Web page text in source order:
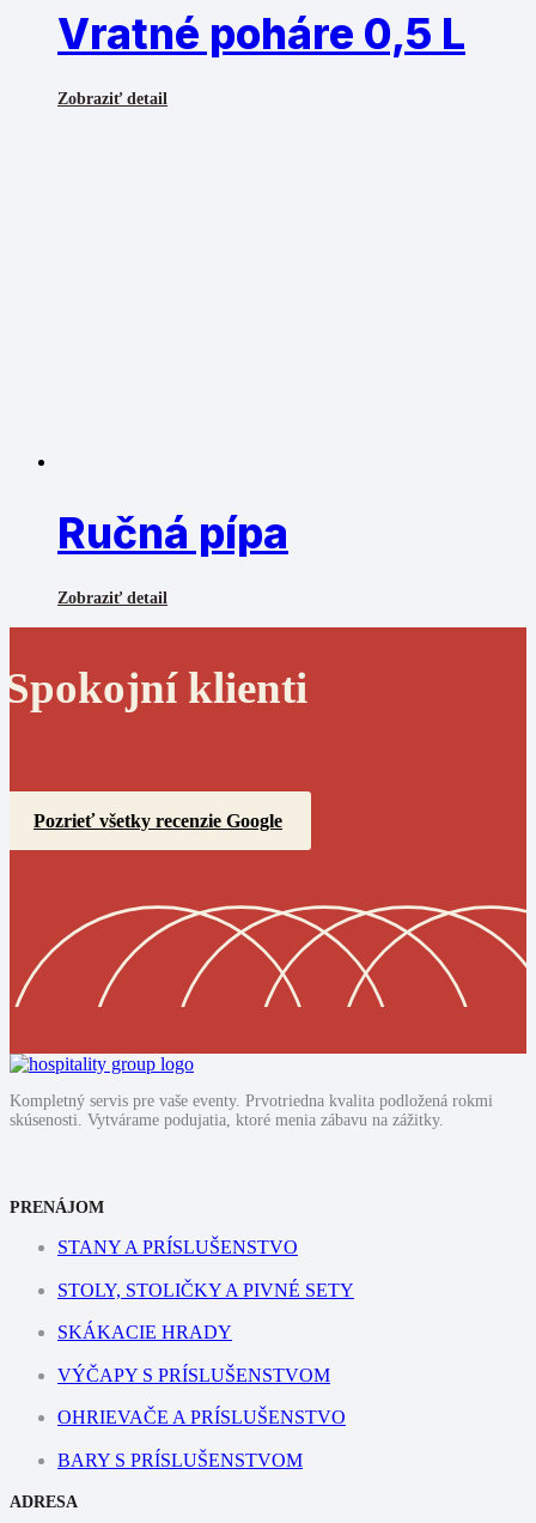
Vratné poháre 0,5 L
Zobraziť detail
Ručná pípa
Zobraziť detail
Spokojní klienti
Pozrieť všetky recenzie Google
Kompletný servis pre vaše eventy. Prvotriedna kvalita podložená rokmi
skúsenosti. Vytvárame podujatia, ktoré menia zábavu na zážitky.
PRENÁJOM
STANY A PRÍSLUŠENSTVO
STOLY, STOLIČKY A PIVNÉ SETY
SKÁKACIE HRADY
VÝČAPY S PRÍSLUŠENSTVOM
OHRIEVAČE A PRÍSLUŠENSTVO
BARY S PRÍSLUŠENSTVOM
ADRESA